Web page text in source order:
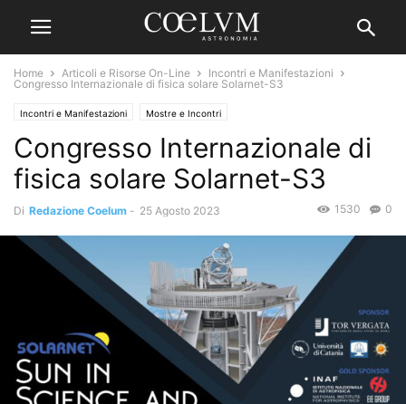
Home Articoli e Risorse On-Line
Incontri e Manifestazioni
Congresso Internazionale di fisica solare Solarnet-S3
Incontri e Manifestazioni Mostre e Incontri
Congresso Internazionale di
fisica solare Solarnet-S3
Di Redazione Coelum - 25 Agosto 2023 0
1530